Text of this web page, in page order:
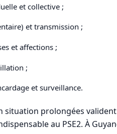
et collective ;
et transmission ;
et affections ;
;
et surveillance.
situation prolongées
au PSE2. À